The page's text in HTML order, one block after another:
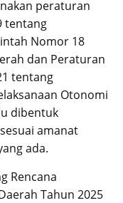
peraturan
tentang
Nomor 18
dan Peraturan
tentang
Otonomi
dibentuk
amanat
ada.
Rencana
Tahun 2025